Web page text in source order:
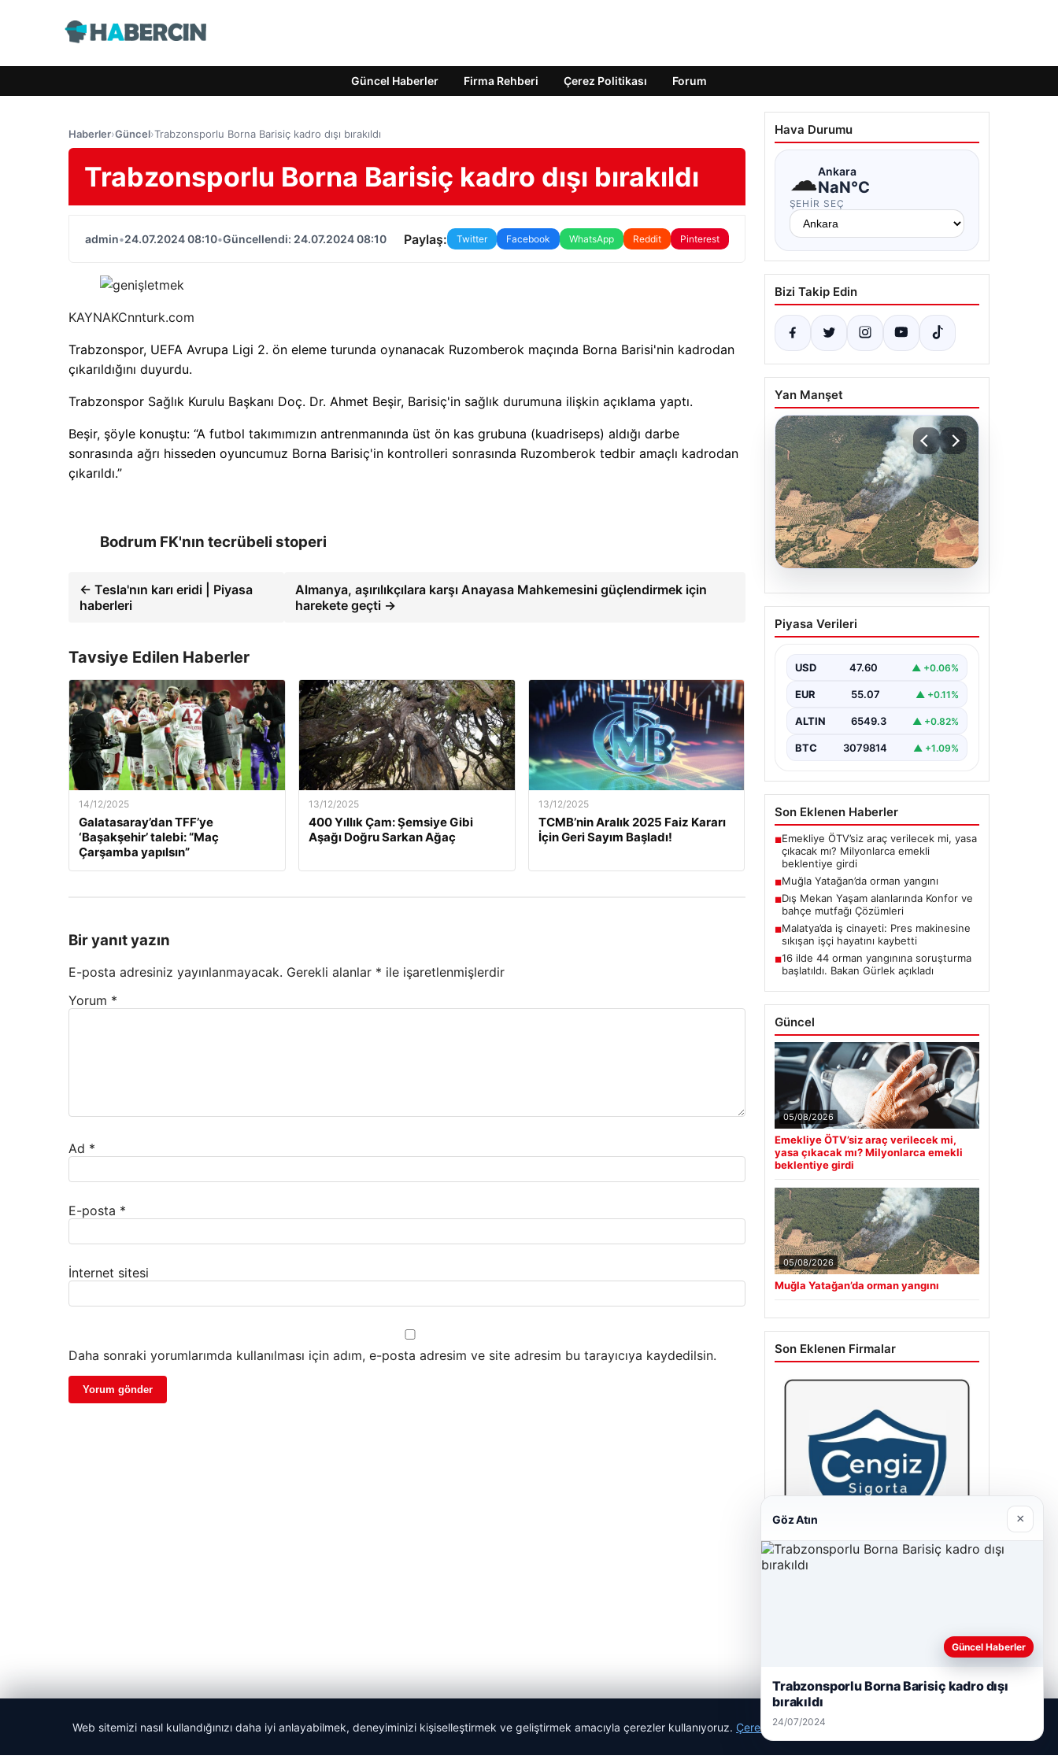
Güncel Haberler Firma Rehberi Çerez Politikası Forum
Haberler›Güncel›Trabzonsporlu Borna Barisiç kadro dışı bırakıldı
Trabzonsporlu Borna Barisiç kadro dışı bırakıldı
admin•24.07.2024 08:10•Güncellendi: 24.07.2024 08:10 Paylaş: Twitter Facebook WhatsApp Reddit Pinterest
KAYNAKCnnturk.com
Trabzonspor, UEFA Avrupa Ligi 2. ön eleme turunda oynanacak Ruzomberok maçında Borna Barisi'nin kadrodan
çıkarıldığını duyurdu.
Trabzonspor Sağlık Kurulu Başkanı Doç. Dr. Ahmet Beşir, Barisiç'in sağlık durumuna ilişkin açıklama yaptı.
Beşir, şöyle konuştu: “A futbol takımımızın antrenmanında üst ön kas grubuna (kuadriseps) aldığı darbe
sonrasında ağrı hisseden oyuncumuz Borna Barisiç'in kontrolleri sonrasında Ruzomberok tedbir amaçlı kadrodan
çıkarıldı.”
Bodrum FK'nın tecrübeli stoperi
← Tesla'nın karı eridi | Piyasa
haberleri
Almanya, aşırılıkçılara karşı Anayasa Mahkemesini güçlendirmek için
harekete geçti →
Tavsiye Edilen Haberler
14/12/2025
Galatasaray’dan TFF’ye
‘Başakşehir’ talebi: “Maç
Çarşamba yapılsın”
13/12/2025
400 Yıllık Çam: Şemsiye Gibi
Aşağı Doğru Sarkan Ağaç
13/12/2025
TCMB’nin Aralık 2025 Faiz Kararı
İçin Geri Sayım Başladı!
Bir yanıt yazın
E-posta adresiniz yayınlanmayacak. Gerekli alanlar * ile işaretlenmişlerdir
Yorum *
Ad *
E-posta *
İnternet sitesi
Daha sonraki yorumlarımda kullanılması için adım, e-posta adresim ve site adresim bu tarayıcıya kaydedilsin.
Hava Durumu
☁Ankara
NaN°C
ŞEHIR SEÇ
Bizi Takip Edin
Yan Manşet
05.08.2026
Muğla Yatağan’da orman
yangını
Piyasa Verileri
USD 47.60 ▲ +0.06%
EUR 55.07 ▲ +0.11%
ALTIN 6549.3 ▲ +0.82%
BTC 3079814 ▲ +1.09%
Son Eklenen Haberler
■Emekliye ÖTV’siz araç verilecek mi, yasa
çıkacak mı? Milyonlarca emekli
beklentiye girdi
■Muğla Yatağan’da orman yangını
■Dış Mekan Yaşam alanlarında Konfor ve
bahçe mutfağı Çözümleri
■Malatya’da iş cinayeti: Pres makinesine
sıkışan işçi hayatını kaybetti
■16 ilde 44 orman yangınına soruşturma
başlatıldı. Bakan Gürlek açıkladı
Güncel
05/08/2026
Emekliye ÖTV’siz araç verilecek mi,
yasa çıkacak mı? Milyonlarca emekli
beklentiye girdi
05/08/2026
Muğla Yatağan’da orman yangını
Son Eklenen Firmalar
© 2026 Habercin – Güncel Haberler
Web sitemizi nasıl kullandığınızı daha iyi anlayabilmek, deneyiminizi kişiselleştirmek ve geliştirmek amacıyla çerezler kullanıyoruz. Çerez Politikamız
Göz Atın ×
Güncel Haberler
Trabzonsporlu Borna Barisiç kadro dışı
bırakıldı
24/07/2024